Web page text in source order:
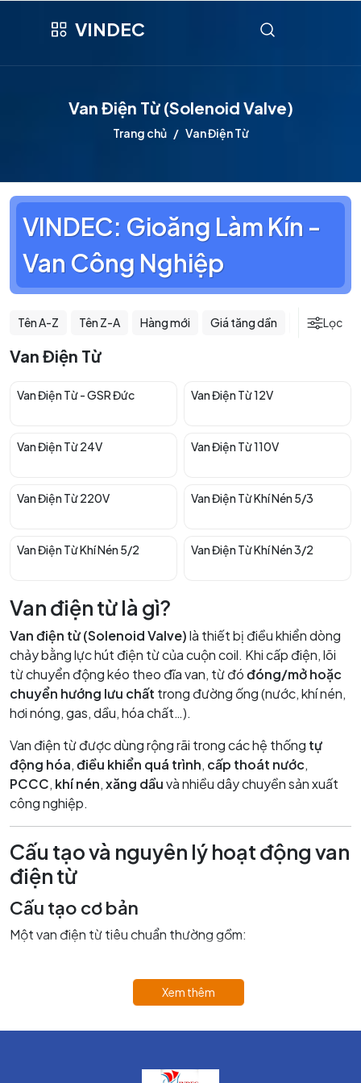
VINDEC
Van Điện Từ (Solenoid Valve)
Trang chủ Van Điện Từ
VINDEC: Gioăng Làm Kín -
Van Công Nghiệp
Van Điện Từ
Tên A-Z Tên Z-A Hàng mới Giá tăng dần Giá giảm
Lọc
Van Điện Từ - GSR Đức Van Điện Từ 12V
Van Điện Từ 24V Van Điện Từ 110V
Van Điện Từ 220V Van Điện Từ Khí Nén 5/3
Van Điện Từ Khí Nén 5/2 Van Điện Từ Khí Nén 3/2
Van điện từ là gì?
Van điện từ (Solenoid Valve)là thiết bị điều khiển dòng
chảy bằng lực hút điện từ của cuộn coil. Khi cấp điện, lõi
từ chuyển động kéo theo đĩa van, từ đóđóng/mở hoặc
chuyển hướng lưu chất trong đường ống (nước, khí nén,
hơi nóng, gas, dầu, hóa chất…).
Van điện từ được dùng rộng rãi trong các hệ thống tự
động hóa,điều khiển quá trình, cấp thoát nước,
PCCC, khí nén,xăng dầuvà nhiều dây chuyền sản xuất
công nghiệp.
Cấu tạo và nguyên lý hoạt động van
điện từ
Cấu tạo cơ bản
Một van điện từ tiêu chuẩn thường gồm:
chịu áp và chịu nhiệt.
Cuộn coil (cuộn điện từ): tạo từ trường khi cấp
Xem thêm